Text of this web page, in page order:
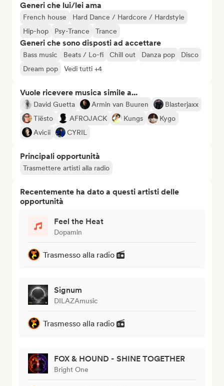
Generi che lui/lei ama
French house
Hard Dance / Hardcore / Hardstyle
Hip-hop
Psy-Trance Trance
Generi che sono disposti ad accettare
Bass music Beats / Lo-fi Chill out Danza pop
Disco
Dream pop
Vedi tutti +4
Vuole ricevere musica simile a...
David Guetta Armin van Buuren
Blasterjaxx
Tiësto
AFROJACK Kungs
Kygo
Avicii
CYRIL
Principali opportunità
Trasmettere artisti alla radio
Recentemente ha dato a questi artisti delle
opportunità
Feel the Heat
Dopamin
Trasmesso alla radio
Signum
DILAZAmusic
Trasmesso alla radio
FOX & HOUND - SHINE TOGETHER
Bright One